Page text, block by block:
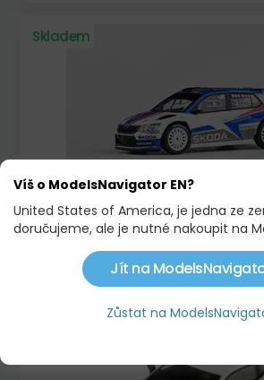
Skladem
ŠKODA FABIA III R5 (2015) ŠKODA
DESIGN CS 2018
695,00 KČ
Víš o ModelsNavigator EN?
United States of America, je jedna ze
doručujeme, ale je nutné nakoupit na
Jít na
Zůstat na